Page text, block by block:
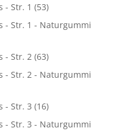
- Str. 1 (53)
- Str. 1 - Naturgummi
- Str. 2 (63)
- Str. 2 - Naturgummi
- Str. 3 (16)
- Str. 3 - Naturgummi